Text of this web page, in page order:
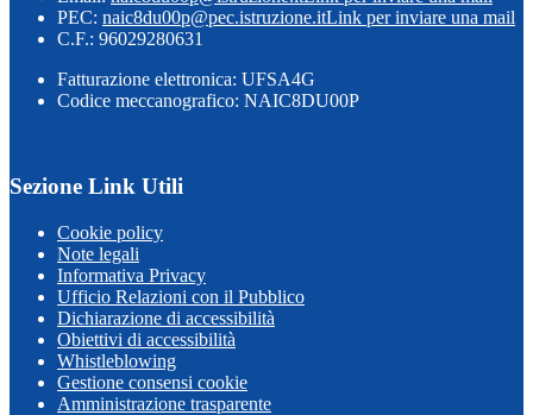
PEC: naic8du00p@pec.istruzione.itLink per inviare una mail
C.F.: 96029280631
Fatturazione elettronica: UFSA4G
Codice meccanografico: NAIC8DU00P
Sezione Link Utili
Cookie policy
Note legali
Informativa Privacy
Ufficio Relazioni con il Pubblico
Dichiarazione di accessibilità
Obiettivi di accessibilità
Whistleblowing
Gestione consensi cookie
Amministrazione trasparente